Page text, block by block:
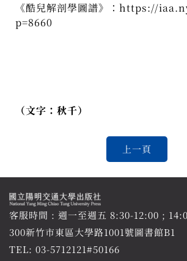
《酷兒解剖學圖譜》：https://
p=8660
（文字：秋千）
客服時間 : 週一至週五 8:30-12:00 ;
300新竹市東區大學路1001號圖書館B1
TEL: 03-5712121#50166